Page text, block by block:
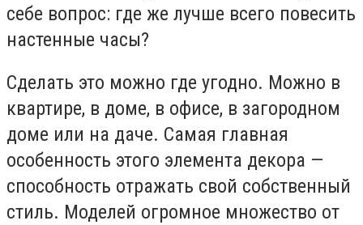
себе вопрос: где же лучше всего повесить
настенные часы?
Сделать это можно где угодно. Можно в
квартире, в доме, в офисе, в загородном
доме или на даче. Самая главная
особенность этого элемента декора —
способность отражать свой собственный
стиль. Моделей огромное множество от